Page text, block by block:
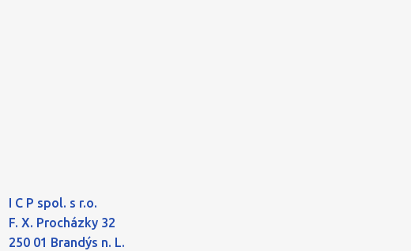
I C P spol. s r.o.
F. X. Procházky 32
250 01 Brandýs n. L.